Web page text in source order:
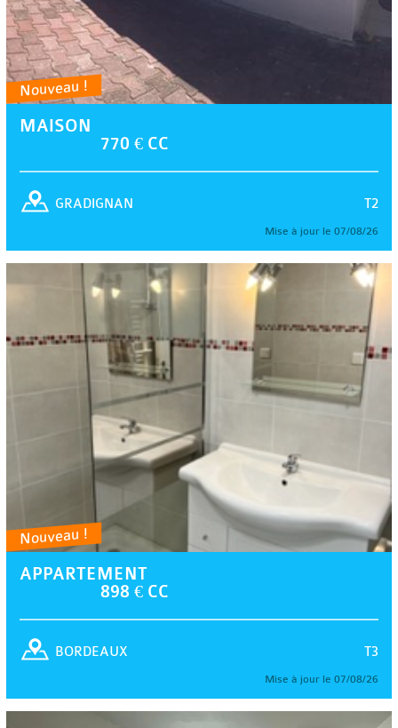
Nouveau !
MAISON
770 € CC
T2
GRADIGNAN
Mise à jour le 07/08/26
Nouveau !
APPARTEMENT
898 € CC
T3
BORDEAUX
Mise à jour le 07/08/26